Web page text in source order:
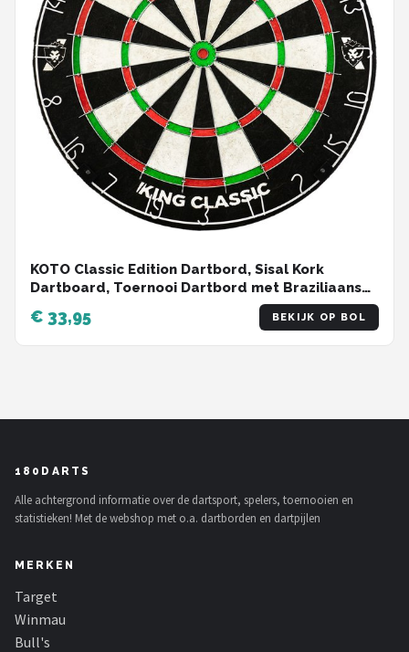
KOTO Classic Edition Dartbord, Sisal Kork
Dartboard, Toernooi Dartbord met Braziliaans
sisal, Incl. Montagesysteem, Dartspel Beginners
& Ervaren spelers
€ 33,95 BEKIJK OP BOL
180DARTS
Alle achtergrond informatie over de dartsport, spelers, toernooien en
statistieken! Met de webshop met o.a. dartborden en dartpijlen
MERKEN
Target
Winmau
Bull's